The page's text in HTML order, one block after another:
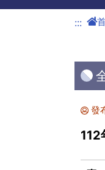
:::
發
112